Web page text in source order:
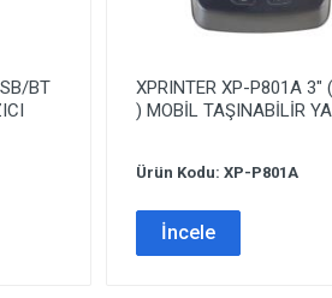
BT
XPRINTER XP-P801A 3″
) MOBİL TAŞINABİLİR
Ürün Kodu: XP-P801A
İncele